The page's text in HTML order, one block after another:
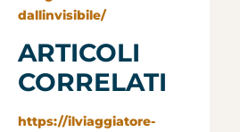
dallinvisibile/
ARTICOLI
CORRELATI
https://ilviaggiatore-